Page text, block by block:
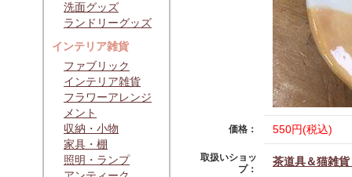
洗面グッズ
ランドリーグッズ
インテリア雑貨
ファブリック
インテリア雑貨
フラワーアレンジ
メント
収納・小物
家具・棚
照明・ランプ
価格： 550円(税込)
取扱いショッ
プ：
茶道具＆猫雑